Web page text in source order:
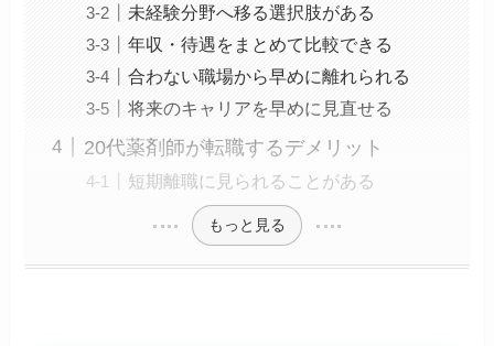
未経験分野へ移る選択肢がある
年収・待遇をまとめて比較できる
合わない職場から早めに離れられる
将来のキャリアを早めに見直せる
20代薬剤師が転職するデメリット
短期離職に見られることがある
もっと見る